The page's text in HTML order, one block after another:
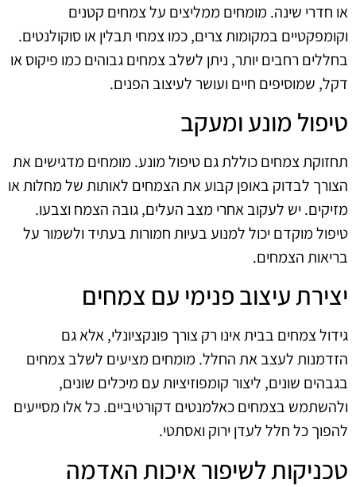
או חדרי שינה. מומחים ממליצים על צמחים קטנים
וקומפקטיים במקומות צרים, כמו צמחי תבלין או סוקולנטים.
בחללים רחבים יותר, ניתן לשלב צמחים גבוהים כמו פיקוס או
דקל, שמוסיפים חיים ועושר לעיצוב הפנים.
טיפול מונע ומעקב
תחזוקת צמחים כוללת גם טיפול מונע. מומחים מדגישים את
הצורך לבדוק באופן קבוע את הצמחים לאותות של מחלות או
מזיקים. יש לעקוב אחרי מצב העלים, גובה הצמח וצבעו.
טיפול מוקדם יכול למנוע בעיות חמורות בעתיד ולשמור על
בריאות הצמחים.
יצירת עיצוב פנימי עם צמחים
גידול צמחים בבית אינו רק צורך פונקציונלי, אלא גם
הזדמנות לעצב את החלל. מומחים מציעים לשלב צמחים
בגבהים שונים, ליצור קומפוזיציות עם מיכלים שונים,
ולהשתמש בצמחים כאלמנטים דקורטיביים. כל אלו מסייעים
להפוך כל חלל לעדן ירוק ואסתטי.
טכניקות לשיפור איכות האדמה